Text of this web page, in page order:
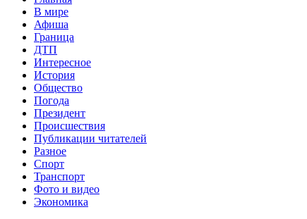
В мире
Афиша
Граница
ДТП
Интересное
История
Общество
Погода
Президент
Происшествия
Публикации читателей
Разное
Спорт
Транспорт
Фото и видео
Экономика